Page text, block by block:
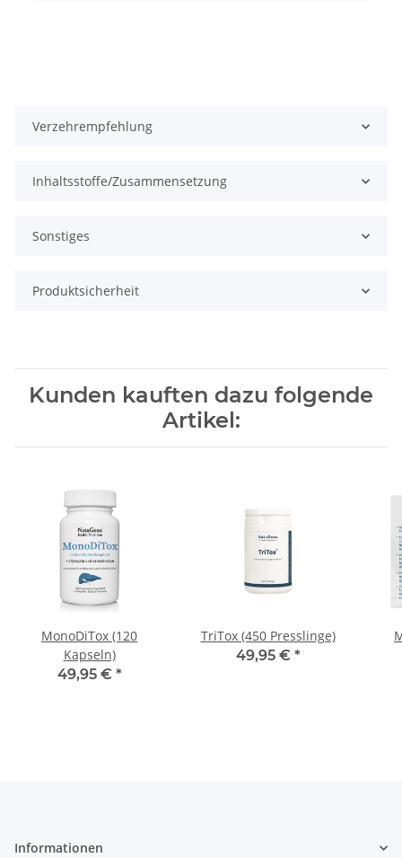
Verzehrempfehlung
Inhaltsstoffe/Zusammensetzung
Sonstiges
Produktsicherheit
Kunden kauften dazu folgende
Artikel:
MonoDiTox (120
Kapseln)
49,95 € *
TriTox (450 Presslinge)
49,95 € *
Informationen